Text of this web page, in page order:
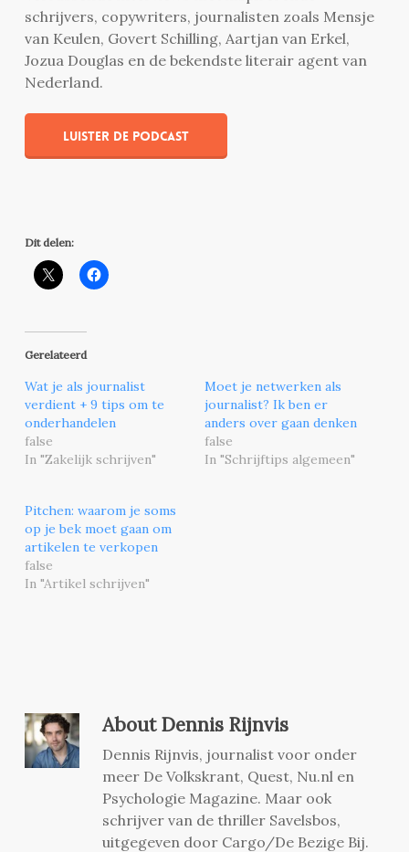
schrijvers, copywriters, journalisten zoals Mensje
van Keulen, Govert Schilling, Aartjan van Erkel,
Jozua Douglas en de bekendste literair agent van
Nederland.
Luister de podcast
Dit delen:
Gerelateerd
Wat je als journalist
verdient + 9 tips om te
onderhandelen
false
In "Zakelijk schrijven"
Moet je netwerken als
journalist? Ik ben er
anders over gaan denken
false
In "Schrijftips algemeen"
Pitchen: waarom je soms
op je bek moet gaan om
artikelen te verkopen
false
In "Artikel schrijven"
AboutDennis Rijnvis
Dennis Rijnvis, journalist voor onder
meer De Volkskrant, Quest, Nu.nl en
Psychologie Magazine. Maar ook
schrijver van de thriller Savelsbos,
uitgegeven door Cargo/De Bezige Bij.